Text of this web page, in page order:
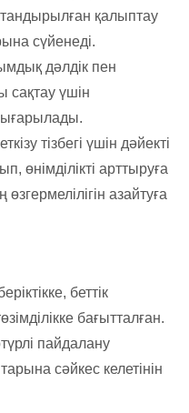
қалыптау
сүйенеді.
дәлдік пен
сақтау үшін
тізбегі үшін дәйекті
өнімділікті арттыруға
азайтуға
беттік
бағытталған.
пайдалану
сәйкес келетінін